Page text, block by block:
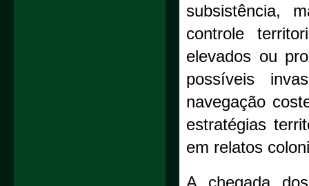
subsistência,
controle
elevados ou
possíveis
navegação
estratégias
em relatos